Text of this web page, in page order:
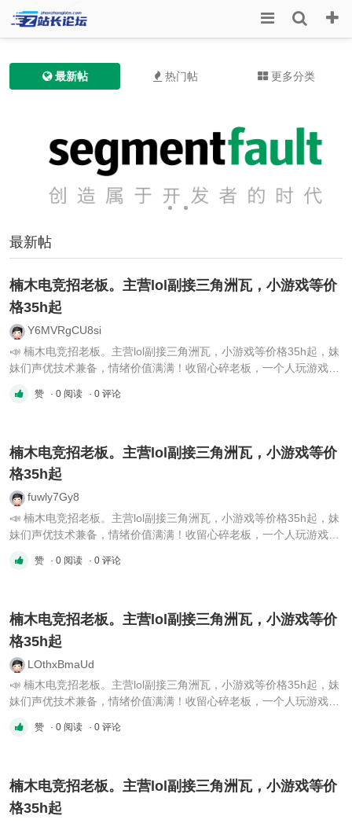
最新帖 热门帖 更多分类
最新帖
楠木电竞招老板。主营lol副接三角洲瓦，小游戏等价
格35h起
Y6MVRgCU8si
📣 楠木电竞招老板。主营lol副接三角洲瓦，小游戏等价格35h起，妹
妹们声优技术兼备，情绪价值满满！收留心碎老板，一个人玩游戏寂
赞 · 0 阅读 · 0 评论
楠木电竞招老板。主营lol副接三角洲瓦，小游戏等价
格35h起
fuwly7Gy8
📣 楠木电竞招老板。主营lol副接三角洲瓦，小游戏等价格35h起，妹
妹们声优技术兼备，情绪价值满满！收留心碎老板，一个人玩游戏寂
赞 · 0 阅读 · 0 评论
楠木电竞招老板。主营lol副接三角洲瓦，小游戏等价
格35h起
LOthxBmaUd
📣 楠木电竞招老板。主营lol副接三角洲瓦，小游戏等价格35h起，妹
妹们声优技术兼备，情绪价值满满！收留心碎老板，一个人玩游戏寂
赞 · 0 阅读 · 0 评论
楠木电竞招老板。主营lol副接三角洲瓦，小游戏等价
格35h起